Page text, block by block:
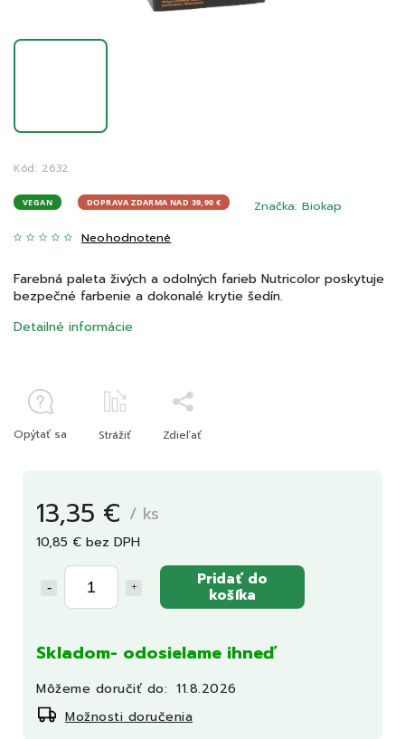
Kód: 2632
VEGAN DOPRAVA ZDARMA NAD 39,90 €
Neohodnotené
Značka:Biokap
13,35 € / ks
10,85 € bez DPH
Pridať do
košíka
Skladom- odosielame ihneď
Môžeme doručiť do: 11.8.2026
Možnosti doručenia
Farebná paleta živých a odolných farieb Nutricolor poskytuje
bezpečné farbenie a dokonalé krytie šedín.
Detailné informácie
Opýtať sa Strážiť Zdieľať